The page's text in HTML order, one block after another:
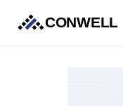
CONWELL